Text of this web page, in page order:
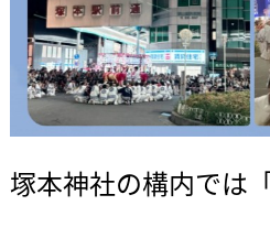
塚本神社の構内では